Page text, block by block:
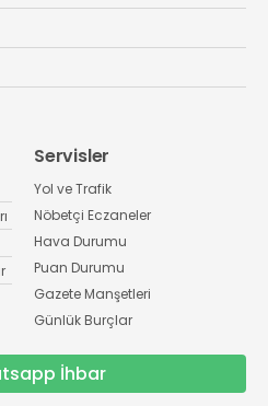
Servisler
Yol ve Trafik
Nöbetçi Eczaneler
Hava Durumu
Puan Durumu
Gazete Manşetleri
Günlük Burçlar
İhbar